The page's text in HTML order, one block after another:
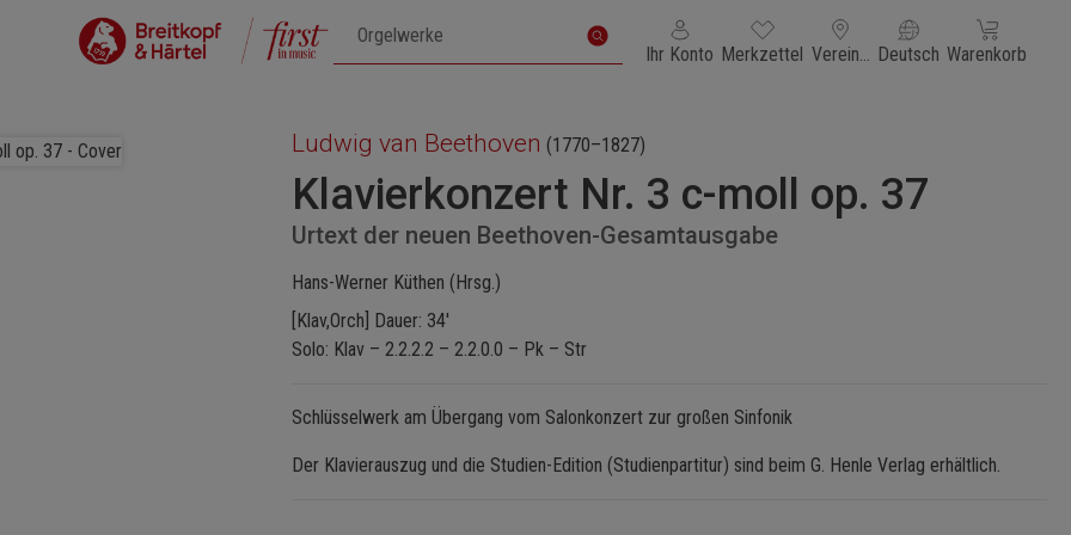
Ihr Konto Du hast 0 Produkte auf dem Merkzettel
Merkzettel Vereinigte Staaten von Amerika
Deutsch Warenkorb
Warenkorb
Ludwig van Beethoven (1770–1827)
Klavierkonzert Nr. 3 c-moll op. 37
Urtext der neuen Beethoven-Gesamtausgabe
Hans-Werner Küthen (Hrsg.)
[Klav,Orch] Dauer: 34'
Solo: Klav – 2.2.2.2 – 2.2.0.0 – Pk – Str
Schlüsselwerk am Übergang vom Salonkonzert zur großen Sinfonik
Der Klavierauszug und die Studien-Edition (Studienpartitur) sind beim G. Henle Verlag erhältlich.